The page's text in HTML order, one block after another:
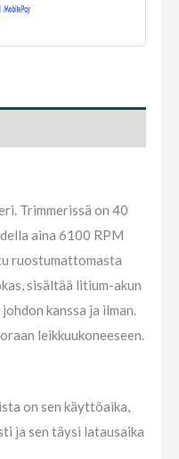
Trimmerissä on 40
aina 6100 RPM
ruostumattomasta
sisältää litium-akun
kanssa ja ilman.
leikkuukoneeseen.
on sen käyttöaika,
ja sen täysi latausaika